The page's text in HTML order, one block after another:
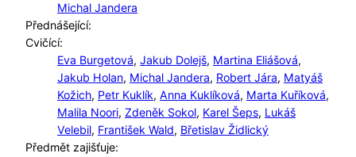
Michal Jandera
Přednášející:
Cvičící:
Eva Burgetová, Jakub Dolejš, Martina Eliášová,
Jakub Holan, Michal Jandera, Robert Jára, Matyáš
Kožich, Petr Kuklík, Anna Kuklíková, Marta Kuříková,
Malila Noori, Zdeněk Sokol, Karel Šeps, Lukáš
Velebil, František Wald, Břetislav Židlický
Předmět zajišťuje: